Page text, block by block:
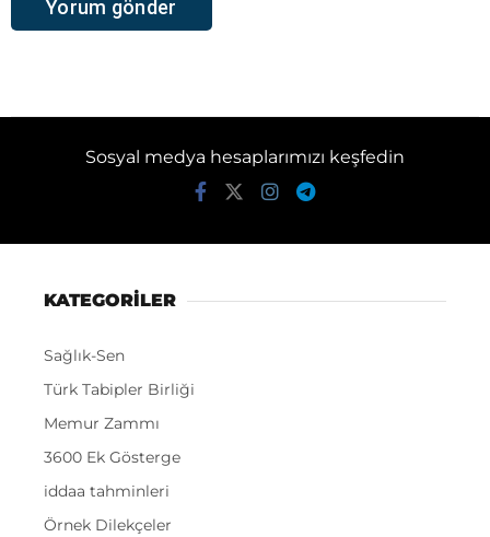
Sosyal medya hesaplarımızı keşfedin
KATEGORİLER
Sağlık-Sen
Türk Tabipler Birliği
Memur Zammı
3600 Ek Gösterge
iddaa tahminleri
Örnek Dilekçeler